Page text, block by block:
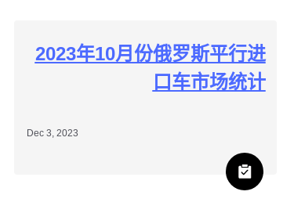
Dec 3, 2023
2023年10月份俄罗斯平行进
口车市场统计